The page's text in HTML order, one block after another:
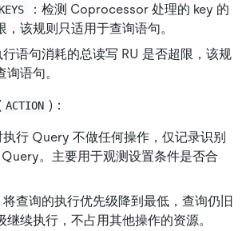
：检测 Coprocessor 处理的 key 的
，该规则只适用于查询语句。
行语句消耗的总读写 RU 是否超限，该规
语句。
ACTION )：
执行 Query 不做任何操作，仅记录识别
Query。主要用于观测设置条件是否合
将查询的执行优先级降到最低，查询仍旧
继续执行，不占用其他操作的资源。